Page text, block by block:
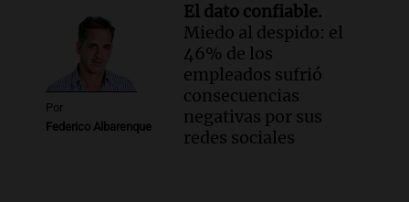
Por
Federico Albarenque
El dato confiable.
Miedo al despido: el
46% de los
empleados sufrió
consecuencias
negativas por sus
redes sociales